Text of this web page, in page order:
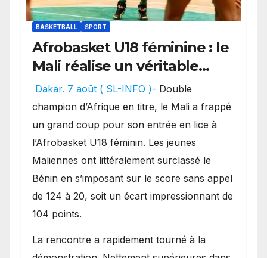
BASKETBALL SPORT
Afrobasket U18 féminine : le
Mali réalise un véritable
festival offensif et inflige
une lourde défaite au
Bénin.
Dakar. 7 août ( SL-INFO )- Double
champion d’Afrique en titre, le Mali a frappé
un grand coup pour son entrée en lice à
l’Afrobasket U18 féminin. Les jeunes
Maliennes ont littéralement surclassé le
Bénin en s’imposant sur le score sans appel
de 124 à 20, soit un écart impressionnant de
104 points.
La rencontre a rapidement tourné à la